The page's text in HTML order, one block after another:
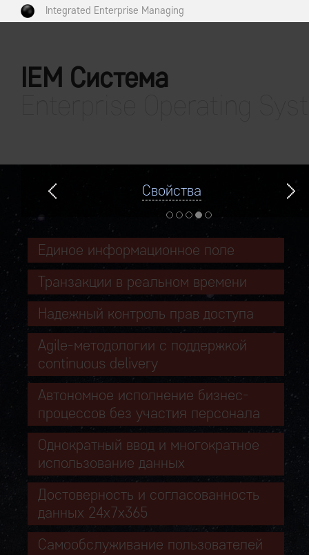
Integrated Enterprise Managing
IEM Система
Свойства
Единое информационное поле
Транзакции в реальном времени
Надежный контроль прав доступа
Agile-методологии с поддержкой
continuous delivery
Автономное исполнение бизнес-
процессов без участия персонала
Однократный ввод и многократное
использование данных
Достоверность и согласованность
данных 24х7х365
Самообслуживание пользователей